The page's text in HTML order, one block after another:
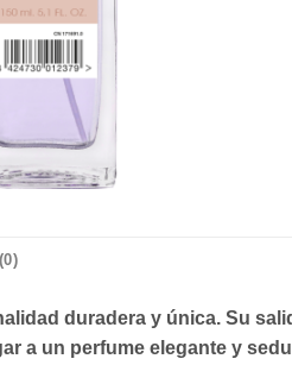
duradera y única. Su
a un perfume elegante y